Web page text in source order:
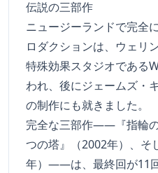
伝説の三部作
ニュージーランドで完全
ロダクションは、ウェリ
特殊効果スタジオである
われ、後にジェームズ・
の制作にも就きました。
完全な三部作――『指輪
つの塔』（2002年）、そ
年）――は、最終回が11